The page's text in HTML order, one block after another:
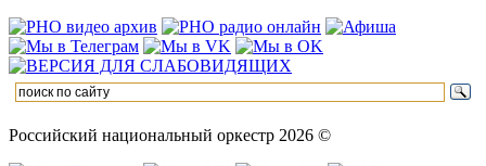
Российский национальный оркестр 2026 ©